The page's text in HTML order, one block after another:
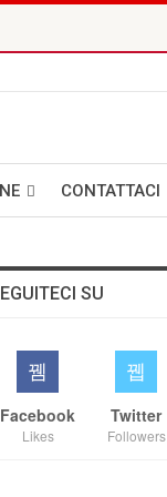
CONTATTACI
SU
Facebook
Likes
Twitter
Followers